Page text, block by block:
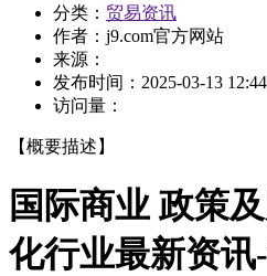
分类： 贸易资讯
作者： j9.com官方网站
来源：
发布时间： 2025-03-13 12:44
访问量：
【概要描述】
国际商业 政策
化行业最新资讯